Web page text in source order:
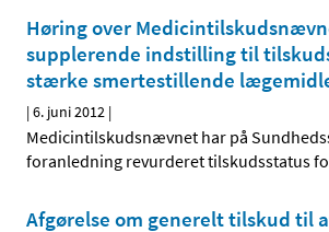
Høring over
supplerende indstilling til
stærke smertestillende
|6. juni 2012 |
Medicintilskudsnævnet har på
foranledning revurderet tilskudsstatus
Afgørelse om generelt tilskud til